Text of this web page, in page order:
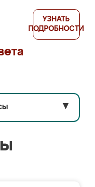
УЗНАТЬ
ПОДРОБНОСТИ
▼